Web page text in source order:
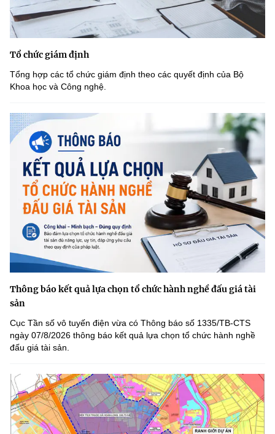
Tổ chức giám định
Tổng hợp các tổ chức giám định theo các quyết định của Bộ
Khoa học và Công nghệ.
Thông báo kết quả lựa chọn tổ chức hành nghề đấu giá tài
sản
Cục Tần số vô tuyến điện vừa có Thông báo số 1335/TB-CTS
ngày 07/8/2026 thông báo kết quả lựa chọn tổ chức hành nghề
đấu giá tài sản.